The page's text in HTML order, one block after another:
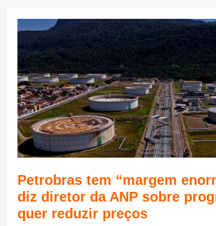
Petrobras tem “margem
diz diretor da ANP sobre
quer reduzir preços